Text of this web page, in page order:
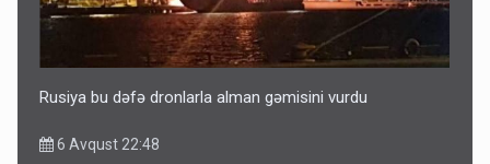
Rusiya bu dəfə dronlarla alman gəmisini vurdu
6 Avqust 22:48